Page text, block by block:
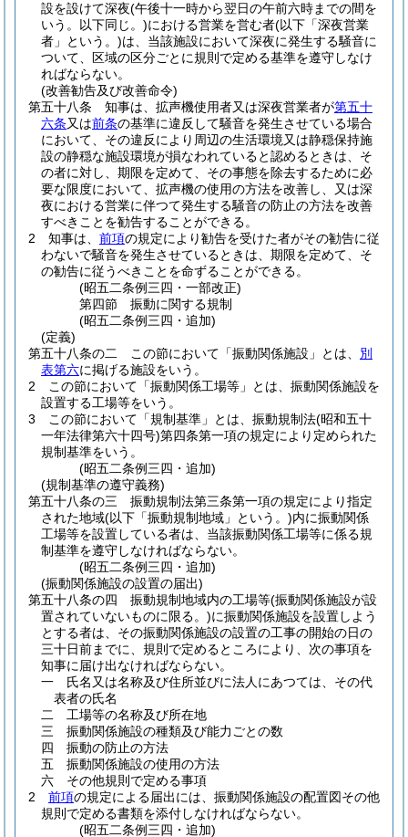
設を設けて深夜(午後十一時から翌日の午前六時までの間を
いう。以下同じ。)における営業を営む者(以下「深夜営業
者」という。)は、当該施設において深夜に発生する騒音に
ついて、区域の区分ごとに規則で定める基準を遵守しなけ
ればならない。
(改善勧告及び改善命令)
第五十八条
知事は、拡声機使用者又は深夜営業者が第五十
六条又は前条の基準に違反して騒音を発生させている場合
において、その違反により周辺の生活環境又は静穏保持施
設の静穏な施設環境が損なわれていると認めるときは、そ
の者に対し、期限を定めて、その事態を除去するために必
要な限度において、拡声機の使用の方法を改善し、又は深
夜における営業に伴つて発生する騒音の防止の方法を改善
すべきことを勧告することができる。
2
知事は、 前項の規定により勧告を受けた者がその勧告に従
わないで騒音を発生させているときは、期限を定めて、そ
の勧告に従うべきことを命ずることができる。
(昭五二条例三四・一部改正)
第四節
振動に関する規制
(昭五二条例三四・追加)
(定義)
第五十八条の二
この節において「振動関係施設」とは、 別
表第六に掲げる施設をいう。
2
この節において「振動関係工場等」とは、振動関係施設を
設置する工場等をいう。
3
この節において「規制基準」とは、振動規制法(昭和五十
一年法律第六十四号)第四条第一項の規定により定められた
規制基準をいう。
(昭五二条例三四・追加)
(規制基準の遵守義務)
第五十八条の三
振動規制法第三条第一項の規定により指定
された地域(以下「振動規制地域」という。)内に振動関係
工場等を設置している者は、当該振動関係工場等に係る規
制基準を遵守しなければならない。
(昭五二条例三四・追加)
(振動関係施設の設置の届出)
第五十八条の四
振動規制地域内の工場等(振動関係施設が設
置されていないものに限る。)に振動関係施設を設置しよう
とする者は、その振動関係施設の設置の工事の開始の日の
三十日前までに、規則で定めるところにより、次の事項を
知事に届け出なければならない。
一
氏名又は名称及び住所並びに法人にあつては、その代
表者の氏名
二
工場等の名称及び所在地
三
振動関係施設の種類及び能力ごとの数
四
振動の防止の方法
五
振動関係施設の使用の方法
六
その他規則で定める事項
2
前項の規定による届出には、振動関係施設の配置図その他
規則で定める書類を添付しなければならない。
(昭五二条例三四・追加)